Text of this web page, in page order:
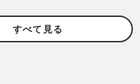
品を探して徹底比較
すべて見る